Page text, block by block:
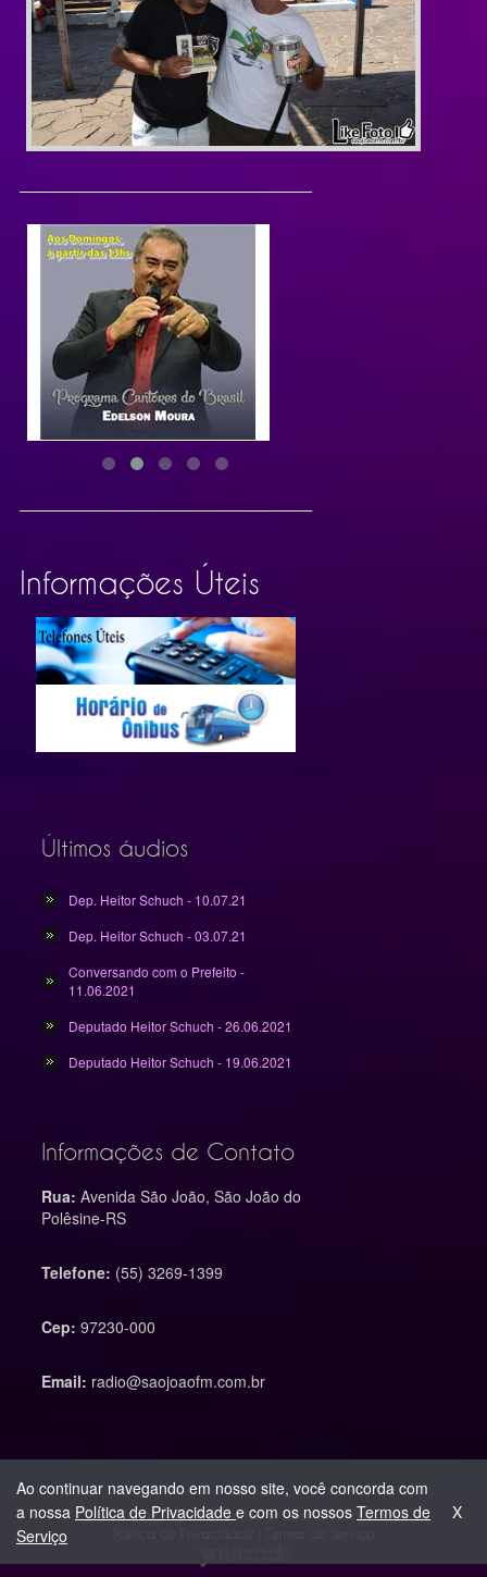
Informações Úteis
Ao continuar navegando em nosso site, você concorda com
a nossa Política de Privacidade e com os nossos Termos de
Serviço
X
Últimos áudios
Dep. Heitor Schuch - 10.07.21
Dep. Heitor Schuch - 03.07.21
Conversando com o Prefeito -
11.06.2021
Deputado Heitor Schuch - 26.06.2021
Deputado Heitor Schuch - 19.06.2021
Informações de Contato
Rua: Avenida São João, São João do
Polêsine-RS
Telefone: (55) 3269-1399
Cep: 97230-000
Email: radio@saojoaofm.com.br
© 2015 São João Fm - Todos os direitos reservados.